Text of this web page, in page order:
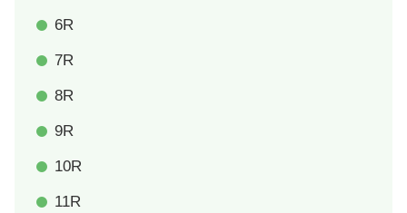
6R
7R
8R
9R
10R
11R